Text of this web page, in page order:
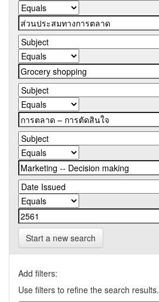
Start a new search
Add filters:
Use filters to refine the search results.